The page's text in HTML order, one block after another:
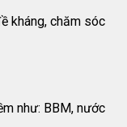
kháng, chăm sóc
như: BBM, nước